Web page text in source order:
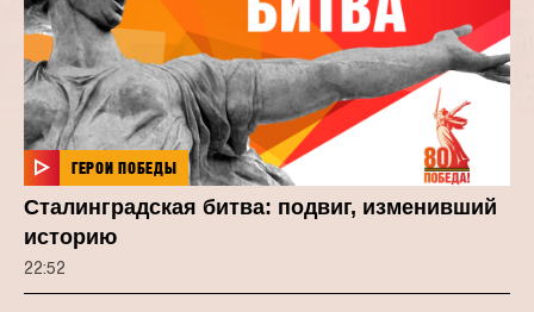
ГЕРОИ ПОБЕДЫ
Сталинградская битва: подвиг, изменивший
историю
22:52